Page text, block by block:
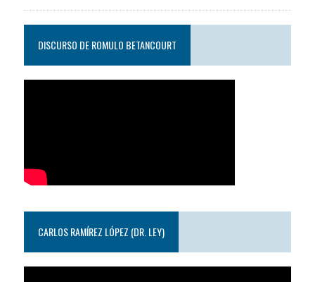
DISCURSO DE ROMULO BETANCOURT
CARLOS RAMÍREZ LÓPEZ (DR. LEY)